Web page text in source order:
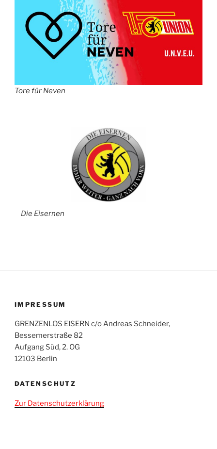
Tore für Neven
Die Eisernen
IMPRESSUM
GRENZENLOS EISERN c/o Andreas Schneider,
Bessemerstraße 82
Aufgang Süd, 2. OG
12103 Berlin
DATENSCHUTZ
Zur Datenschutzerklärung